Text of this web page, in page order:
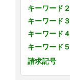
キーワード２
キーワード３
キーワード４
キーワード５
請求記号